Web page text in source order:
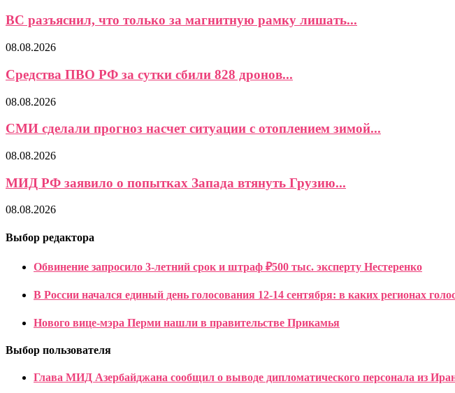
ВС разъяснил, что только за магнитную рамку лишать...
08.08.2026
Средства ПВО РФ за сутки сбили 828 дронов...
08.08.2026
СМИ сделали прогноз насчет ситуации с отоплением зимой...
08.08.2026
МИД РФ заявило о попытках Запада втянуть Грузию...
08.08.2026
Выбор редактора
Обвинение запросило 3-летний срок и штраф ₽500 тыс. эксперту Нестеренко
В России начался единый день голосования 12-14 сентября: в каких регионах
Нового вице-мэра Перми нашли в правительстве Прикамья
Выбор пользователя
Глава МИД Азербайджана сообщил о выводе дипломатического персонала из